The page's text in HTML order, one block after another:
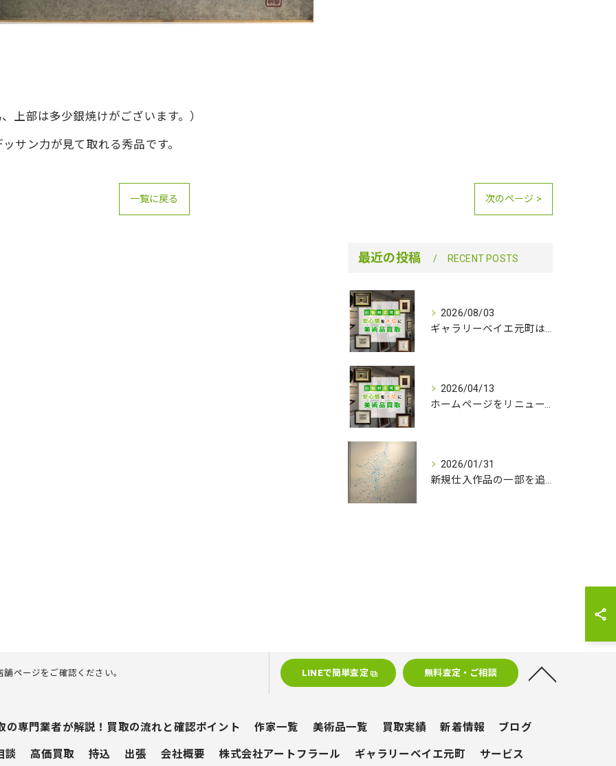
上部は多少銀焼けがございます。）
サン力が見て取れる秀品です。
一覧に戻る 次のページ >
最近の投稿 RECENT POSTS
2026/08/03
ギャラリーベイエ元町は８／11（火）を臨時休業いたします
2026/04/13
ホームページをリニューアルしました。
2026/01/31
新規仕入作品の一部を追加いたしました。
ページをご確認ください。 LINEで簡単査定 無料査定・ご相談
の専門業者が解説！買取の流れと確認ポイント 作家一覧 美術品一覧 買取実績 新着情報 ブログ
談 高価買取 持込 出張 会社概要 株式会社アートフラール ギャラリーベイエ元町 サービス